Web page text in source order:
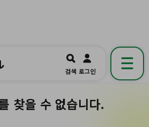
式の地域情報ポータルアプリ
開く
검색 로그인
찾을 수 없습니다.